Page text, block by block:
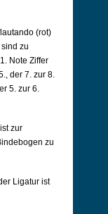
(rot)
zu
Note Ziffer
der 7. zur 8.
5. zur 6.
zur
zu
Ligatur ist